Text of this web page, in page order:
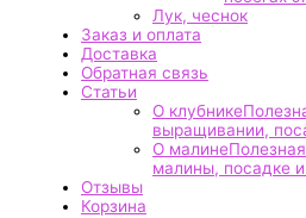
Лук, чеснок
Заказ и оплата
Доставка
Обратная связь
Статьи
О клубнике
выращивании,
О малине
малины, посадке
Отзывы
Корзина